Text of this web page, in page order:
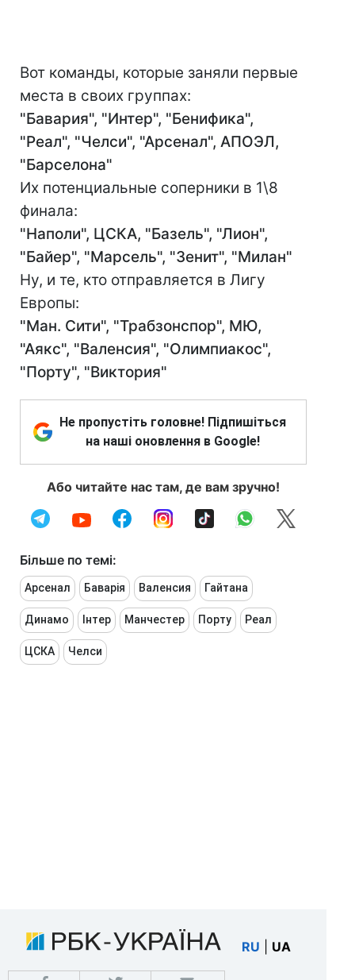
Вот команды, которые заняли первые
места в своих группах:
"Бавария", "Интер", "Бенифика",
"Реал", "Челси", "Арсенал", АПОЭЛ,
"Барселона"
Их потенциальные соперники в 1\8
финала:
"Наполи", ЦСКА, "Базель", "Лион",
"Байер", "Марсель", "Зенит", "Милан"
Ну, и те, кто отправляется в Лигу
Европы:
"Ман. Сити", "Трабзонспор", МЮ,
"Аякс", "Валенсия", "Олимпиакос",
"Порту", "Виктория"
Не пропустіть головне! Підпишіться
на наші оновлення в Google!
Або читайте нас там, де вам зручно!
Більше по темі:
Арсенал Баварія Валенсия Гайтана
Динамо Інтер Манчестер Порту Реал
ЦСКА Челси
RU UA